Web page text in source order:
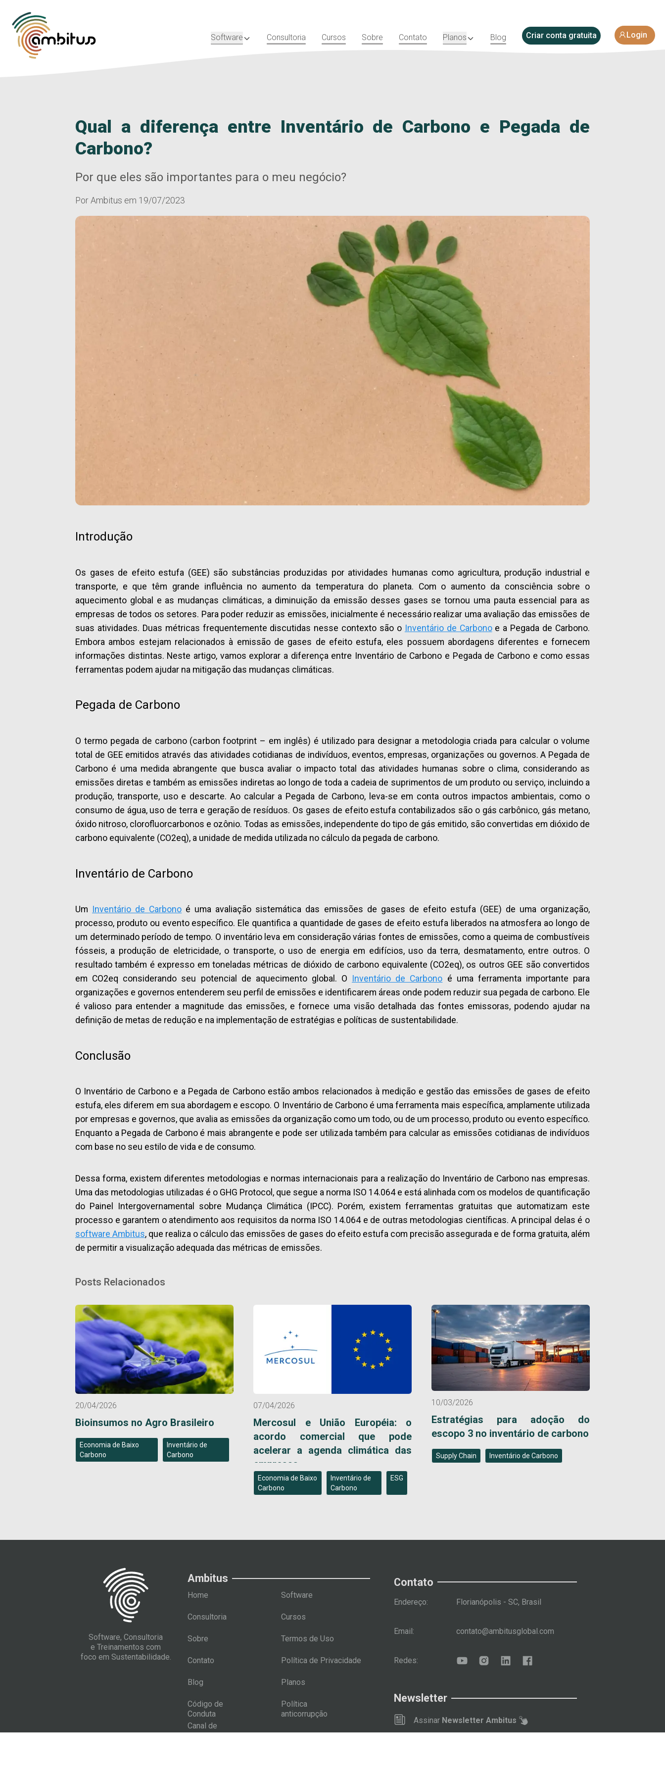
Software Consultoria Cursos Sobre Contato Planos Blog Criar conta gratuita Login
Qual a diferença entre Inventário de Carbono e Pegada de
Carbono?
Por que eles são importantes para o meu negócio?
Por Ambitus em 19/07/2023
Introdução
Os gases de efeito estufa (GEE) são substâncias produzidas por atividades humanas como agricultura, produção industrial e
transporte, e que têm grande influência no aumento da temperatura do planeta. Com o aumento da consciência sobre o
aquecimento global e as mudanças climáticas, a diminuição da emissão desses gases se tornou uma pauta essencial para as
empresas de todos os setores. Para poder reduzir as emissões, inicialmente é necessário realizar uma avaliação das emissões de
suas atividades. Duas métricas frequentemente discutidas nesse contexto são o Inventário de Carbonoe a Pegada de Carbono.
Embora ambos estejam relacionados à emissão de gases de efeito estufa, eles possuem abordagens diferentes e fornecem
informações distintas. Neste artigo, vamos explorar a diferença entre Inventário de Carbono e Pegada de Carbono e como essas
ferramentas podem ajudar na mitigação das mudanças climáticas.
Pegada de Carbono
O termo pegada de carbono (carbon footprint – em inglês) é utilizado para designar a metodologia criada para calcular o volume
total de GEE emitidos através das atividades cotidianas de indivíduos, eventos, empresas, organizações ou governos. A Pegada de
Carbono é uma medida abrangente que busca avaliar o impacto total das atividades humanas sobre o clima, considerando as
emissões diretas e também as emissões indiretas ao longo de toda a cadeia de suprimentos de um produto ou serviço, incluindo a
produção, transporte, uso e descarte. Ao calcular a Pegada de Carbono, leva-se em conta outros impactos ambientais, como o
consumo de água, uso de terra e geração de resíduos. Os gases de efeito estufa contabilizados são o gás carbônico, gás metano,
óxido nitroso, clorofluorcarbonos e ozônio. Todas as emissões, independente do tipo de gás emitido, são convertidas em dióxido de
carbono equivalente (CO2eq), a unidade de medida utilizada no cálculo da pegada de carbono.
Inventário de Carbono
Um Inventário de Carbono é uma avaliação sistemática das emissões de gases de efeito estufa (GEE) de uma organização,
processo, produto ou evento específico. Ele quantifica a quantidade de gases de efeito estufa liberados na atmosfera ao longo de
um determinado período de tempo. O inventário leva em consideração várias fontes de emissões, como a queima de combustíveis
fósseis, a produção de eletricidade, o transporte, o uso de energia em edifícios, uso da terra, desmatamento, entre outros. O
resultado também é expresso em toneladas métricas de dióxido de carbono equivalente (CO2eq), os outros GEE são convertidos
em CO2eq considerando seu potencial de aquecimento global. O
Inventário de Carbono é uma ferramenta importante para
organizações e governos entenderem seu perfil de emissões e identificarem áreas onde podem reduzir sua pegada de carbono. Ele
é valioso para entender a magnitude das emissões, e fornece uma visão detalhada das fontes emissoras, podendo ajudar na
definição de metas de redução e na implementação de estratégias e políticas de sustentabilidade.
Conclusão
O Inventário de Carbono e a Pegada de Carbono estão ambos relacionados à medição e gestão das emissões de gases de efeito
estufa, eles diferem em sua abordagem e escopo. O Inventário de Carbono é uma ferramenta mais específica, amplamente utilizada
por empresas e governos, que avalia as emissões da organização como um todo, ou de um processo, produto ou evento específico.
Enquanto a Pegada de Carbono é mais abrangente e pode ser utilizada também para calcular as emissões cotidianas de indivíduos
com base no seu estilo de vida e de consumo.
Dessa forma, existem diferentes metodologias e normas internacionais para a realização do Inventário de Carbono nas empresas.
Uma das metodologias utilizadas é o GHG Protocol, que segue a norma ISO 14.064 e está alinhada com os modelos de quantificação
do Painel Intergovernamental sobre Mudança Climática (IPCC). Porém, existem ferramentas gratuitas que automatizam este
processo e garantem o atendimento aos requisitos da norma ISO 14.064 e de outras metodologias científicas. A principal delas é o
software Ambitus, que realiza o cálculo das emissões de gases do efeito estufa com precisão assegurada e de forma gratuita, além
de permitir a visualização adequada das métricas de emissões.
Posts Relacionados
20/04/2026
Bioinsumos no Agro Brasileiro
Economia de Baixo
Carbono
Inventário de
Carbono
07/04/2026
Mercosul e União Européia: o
acordo comercial que pode
acelerar a agenda climática das
empresas
Economia de Baixo
Carbono
Inventário de
Carbono
ESG
10/03/2026
Estratégias para adoção do
escopo 3 no inventário de carbono
Supply Chain Inventário de Carbono
Software, Consultoria
e Treinamentos com
foco em Sustentabilidade.
Contato
Endereço: Florianópolis - SC, Brasil
Email: contato@ambitusglobal.com
Redes:
Newsletter
Assinar Newsletter Ambitus
Ambitus
Home Software
Consultoria Cursos
Sobre Termos de Uso
Contato Política de Privacidade
Blog Planos
Código de
Conduta
Política
anticorrupção
Canal de
Denúncias